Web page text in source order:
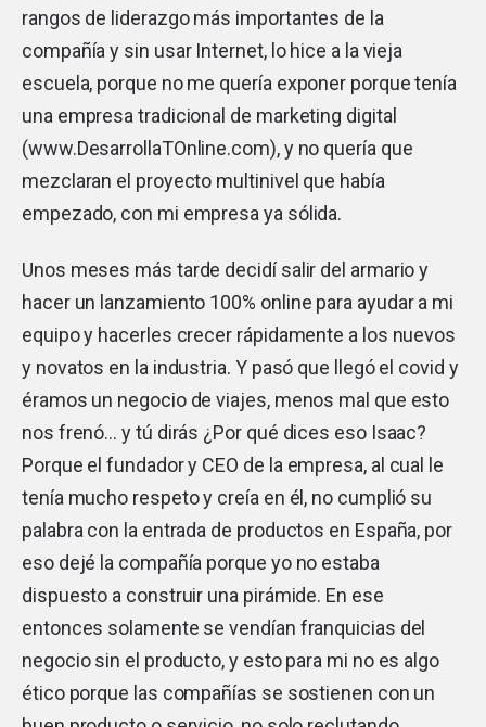
rangos de liderazgo más importantes de la
compañía y sin usar Internet, lo hice a la vieja
escuela, porque no me quería exponer porque tenía
una empresa tradicional de marketing digital
(www.DesarrollaTOnline.com), y no quería que
mezclaran el proyecto multinivel que había
empezado, con mi empresa ya sólida.
Unos meses más tarde decidí salir del armario y
hacer un lanzamiento 100% online para ayudar a mi
equipo y hacerles crecer rápidamente a los nuevos
y novatos en la industria. Y pasó que llegó el covid y
éramos un negocio de viajes, menos mal que esto
nos frenó… y tú dirás ¿Por qué dices eso Isaac?
Porque el fundador y CEO de la empresa, al cual le
tenía mucho respeto y creía en él, no cumplió su
palabra con la entrada de productos en España, por
eso dejé la compañía porque yo no estaba
dispuesto a construir una pirámide. En ese
entonces solamente se vendían franquicias del
negocio sin el producto, y esto para mi no es algo
ético porque las compañías se sostienen con un